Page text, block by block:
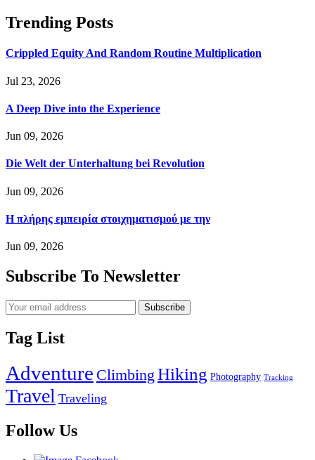
Trending Posts
Crippled Equity And Random Routine Multiplication
Jul 23, 2026
A Deep Dive into the Experience
Jun 09, 2026
Die Welt der Unterhaltung bei Revolution
Jun 09, 2026
Η πλήρης εμπειρία στοιχηματισμού με την
Jun 09, 2026
Subscribe To Newsletter
Subscribe
Tag List
Adventure Climbing Hiking Photography Tracking
Travel Traveling
Follow Us